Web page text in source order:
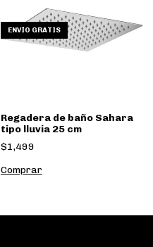
ENVÍO GRATIS
Regadera de baño Sahara
tipo lluvia 25 cm
$1,499
Comprar